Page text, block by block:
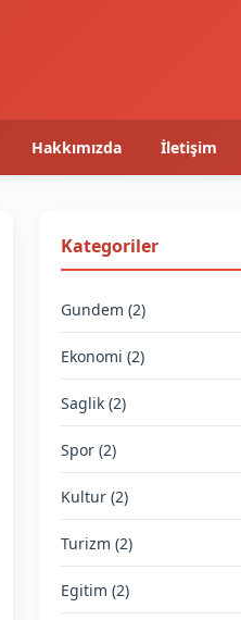
Hakkımızda İletişim
Kategoriler
Gundem (2)
Ekonomi (2)
Saglik (2)
Spor (2)
Kultur (2)
Turizm (2)
Egitim (2)